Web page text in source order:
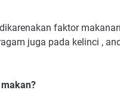
faktor
juga pada kelinci ,